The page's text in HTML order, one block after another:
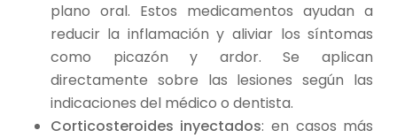
plano oral. Estos medicamentos ayudan a
reducir la inflamación y aliviar los síntomas
como picazón y ardor. Se aplican
directamente sobre las lesiones según las
indicaciones del médico o dentista.
Corticosteroides inyectados: en casos más